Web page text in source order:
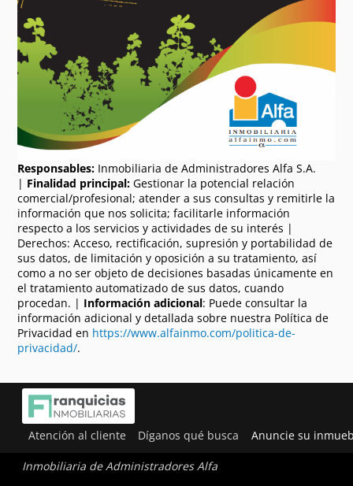
Responsables: Inmobiliaria de Administradores Alfa S.A.
| Finalidad principal: Gestionar la potencial relación
comercial/profesional; atender a sus consultas y remitirle la
información que nos solicita; facilitarle información
respecto a los servicios y actividades de su interés |
Derechos: Acceso, rectificación, supresión y portabilidad de
sus datos, de limitación y oposición a su tratamiento, así
como a no ser objeto de decisiones basadas únicamente en
el tratamiento automatizado de sus datos, cuando
procedan. | Información adicional: Puede consultar la
información adicional y detallada sobre nuestra Política de
Privacidad en https://www.alfainmo.com/politica-de-
privacidad/.
Atención al cliente Díganos qué busca Anuncie su
Inmobiliaria de Administradores Alfa